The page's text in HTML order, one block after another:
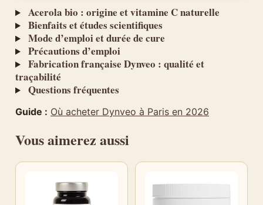
Acerola bio : origine et vitamine C naturelle
Bienfaits et études scientifiques
Mode d’emploi et durée de cure
Précautions d’emploi
Fabrication française Dynveo : qualité et
traçabilité
Questions fréquentes
Guide : Où acheter Dynveo à Paris en 2026
Vous aimerez aussi